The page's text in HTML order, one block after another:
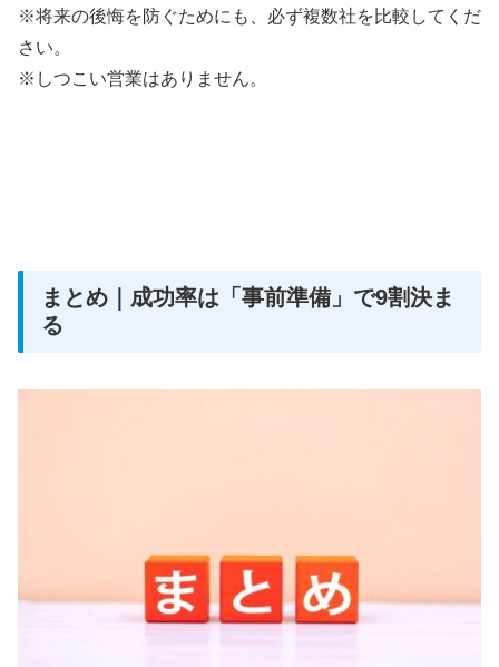
※将来の後悔を防ぐためにも、必ず複数社を比較してくだ
さい。
※しつこい営業はありません。
まとめ｜成功率は「事前準備」で9割決ま
る